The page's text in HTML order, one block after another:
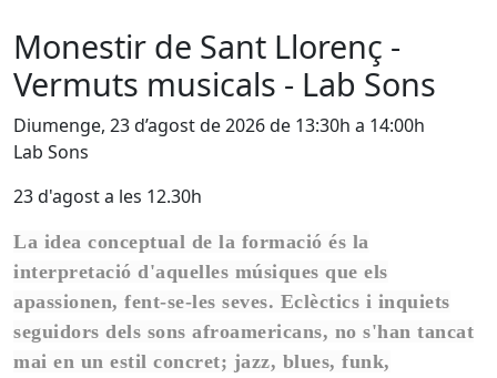
Monestir de Sant Llorenç -
Vermuts musicals - Lab Sons
Diumenge, 23 d’agost de 2026 de 13:30h a 14:00h
Lab Sons
23 d'agost a les 12.30h
La idea conceptual de la formació és la
interpretació d'aquelles músiques que els
apassionen, fent-se-les seves. Eclèctics i inquiets
seguidors dels sons afroamericans, no s'han tancat
mai en un estil concret; jazz, blues, funk,